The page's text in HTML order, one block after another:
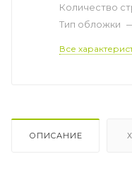
Количество
Тип обложки
Все
ОПИСАНИЕ